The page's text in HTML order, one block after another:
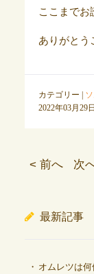
ここまでお
ありがとう
カテゴリー |
2022年03月29日
< 前へ 次
最新記事
オムレツは何